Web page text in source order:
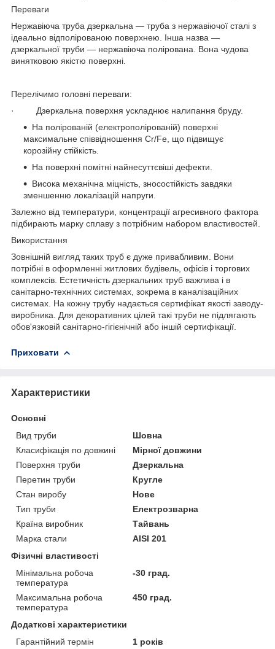
Переваги
Нержавіюча труба дзеркальна — труба з нержавіючої сталі з
ідеально відполірованою поверхнею. Інша назва —
дзеркальної труби — нержавіюча полірована. Вона чудова
винятковою якістю поверхні.
Перелічимо головні переваги:
· Дзеркальна поверхня ускладнює налипання бруду.
На полірованій (електрополірованій) поверхні
максимальне співвідношення Cr/Fe, що підвищує
корозійну стійкість.
На поверхні помітні найнесуттєвіші дефекти.
Висока механічна міцність, зносостійкість завдяки
зменшенню локалізацій напруги.
Залежно від температури, концентрації агресивного фактора
підбирають марку сплаву з потрібним набором властивостей.
Використання
Зовнішній вигляд таких труб є дуже привабливим. Вони
потрібні в оформленні житлових будівель, офісів і торгових
комплексів. Естетичність дзеркальних труб важлива і в
санітарно-технічних системах, зокрема в каналізаційних
системах. На кожну трубу надається сертифікат якості заводу-
виробника. Для декоративних цілей такі труби не підлягають
обов'язковій санітарно-гігієнічній або іншій сертифікації.
Приховати
Характеристики
Основні
Вид труби
Шовна
Класифікація по довжині
Мірної довжини
Поверхня труби
Дзеркальна
Перетин труби
Кругле
Стан виробу
Нове
Тип труби
Електрозварна
Країна виробник
Тайвань
Марка стали
AISI 201
Фізичні властивості
Мінімальна робоча
температура
-30 град.
Максимальна робоча
температура
450 град.
Додаткові характеристики
Гарантійний термін
1 років